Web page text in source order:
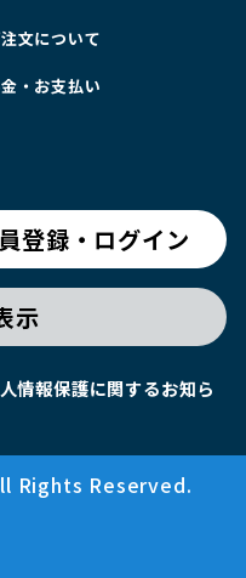
文について
・お支払い
登録・ログイン
示
情報保護に関するお知ら
Rights Reserved.